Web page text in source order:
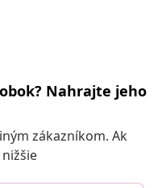
Nahrajte jeho
zákazníkom. Ak